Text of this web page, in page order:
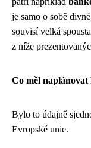
je samo o sobě
souvisí velká
z níže
Co měl
Bylo to údajně
Evropské unie.